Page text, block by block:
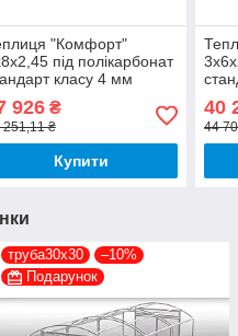
"Комфорт"
під полікарбонат
класу 4 мм
926₴
251,11 ₴
Купити
40
44
труба30х30
–10%
Подарунок